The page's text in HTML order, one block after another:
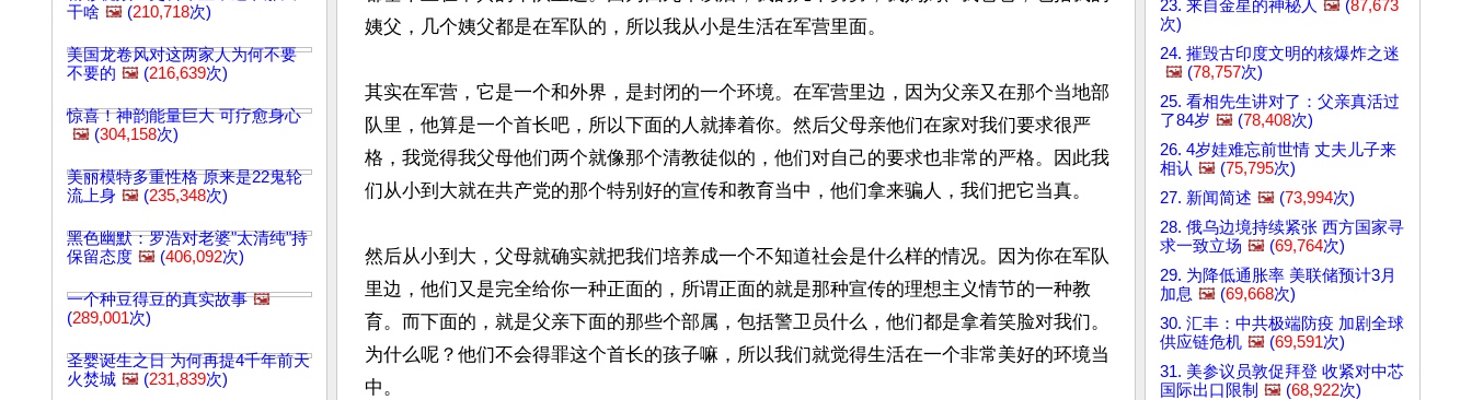
干啥 🖼️ (210,718次)
美国龙卷风对这两家人为何不要
不要的 🖼️ (216,639次)
惊喜！神韵能量巨大 可疗愈身心
🖼️ (304,158次)
美丽模特多重性格 原来是22鬼轮
流上身 🖼️ (235,348次)
黑色幽默：罗浩对老婆"太清纯"持
保留态度 🖼️ (406,092次)
一个种豆得豆的真实故事 🖼️
(289,001次)
圣婴诞生之日 为何再提4千年前天
火焚城 🖼️ (231,839次)
姨父，几个姨父都是在军队的，所以我从小是生活在军营里面。
其实在军营，它是一个和外界，是封闭的一个环境。在军营里边，因为父亲又在那个当地部
队里，他算是一个首长吧，所以下面的人就捧着你。然后父母亲他们在家对我们要求很严
格，我觉得我父母他们两个就像那个清教徒似的，他们对自己的要求也非常的严格。因此我
们从小到大就在共产党的那个特别好的宣传和教育当中，他们拿来骗人，我们把它当真。
然后从小到大，父母就确实就把我们培养成一个不知道社会是什么样的情况。因为你在军队
里边，他们又是完全给你一种正面的，所谓正面的就是那种宣传的理想主义情节的一种教
育。而下面的，就是父亲下面的那些个部属，包括警卫员什么，他们都是拿着笑脸对我们。
为什么呢？他们不会得罪这个首长的孩子嘛，所以我们就觉得生活在一个非常美好的环境当
中。
23. 来自金星的神秘人 🖼️ (87,673
次)
24. 摧毁古印度文明的核爆炸之迷
🖼️ (78,757次)
25. 看相先生讲对了：父亲真活过
了84岁 🖼️ (78,408次)
26. 4岁娃难忘前世情 丈夫儿子来
相认 🖼️ (75,795次)
27. 新闻简述 🖼️ (73,994次)
28. 俄乌边境持续紧张 西方国家寻
求一致立场 🖼️ (69,764次)
29. 为降低通胀率 美联储预计3月
加息 🖼️ (69,668次)
30. 汇丰：中共极端防疫 加剧全球
供应链危机 🖼️ (69,591次)
31. 美参议员敦促拜登 收紧对中芯
国际出口限制 🖼️ (68,922次)